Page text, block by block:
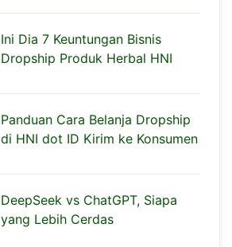
Ini Dia 7 Keuntungan Bisnis
Dropship Produk Herbal HNI
Panduan Cara Belanja Dropship
di HNI dot ID Kirim ke Konsumen
DeepSeek vs ChatGPT, Siapa
yang Lebih Cerdas